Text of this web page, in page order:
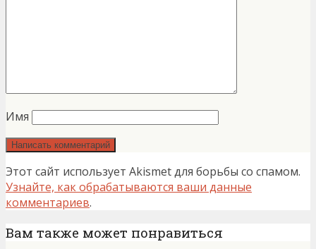
Имя
Этот сайт использует Akismet для борьбы со спамом.
Узнайте, как обрабатываются ваши данные
комментариев.
Вам также может понравиться